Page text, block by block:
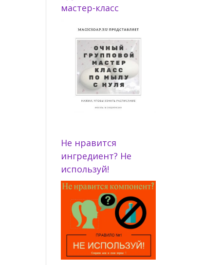
мастер-класс
Не нравится
ингредиент? Не
используй!